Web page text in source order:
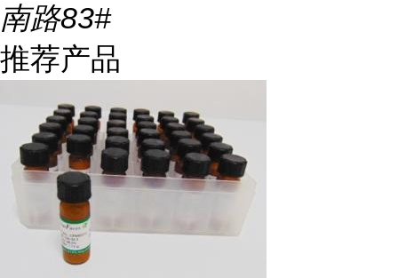
南路83#
推荐产品